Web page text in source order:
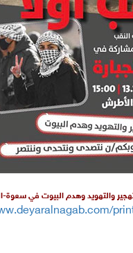
والتهويد وهدم البيوت في